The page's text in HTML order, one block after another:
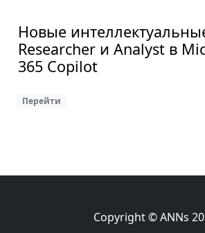
Новые
Researcher и Analyst в
365 Copilot
Перейти
Copyright © ANNs